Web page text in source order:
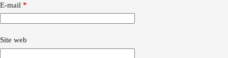
E-mail *
Site web